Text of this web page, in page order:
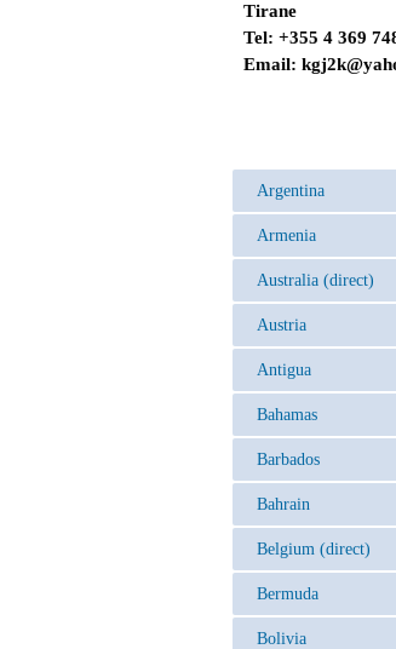
Tirane
Tel: +355 4 369
Email:
Argentina
Armenia
Australia (direct)
Austria
Antigua
Bahamas
Barbados
Bahrain
Belgium (direct)
Bermuda
Bolivia